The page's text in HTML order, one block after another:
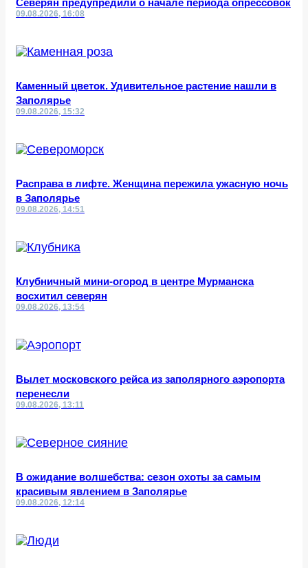
Северян предупредили о начале периода опрессовок
09.08.2026, 16:08
Каменный цветок. Удивительное растение нашли в
Заполярье
09.08.2026, 15:32
Расправа в лифте. Женщина пережила ужасную ночь
в Заполярье
09.08.2026, 14:51
Клубничный мини-огород в центре Мурманска
восхитил северян
09.08.2026, 13:54
Вылет московского рейса из заполярного аэропорта
перенесли
09.08.2026, 13:11
В ожидание волшебства: сезон охоты за самым
красивым явлением в Заполярье
09.08.2026, 12:14